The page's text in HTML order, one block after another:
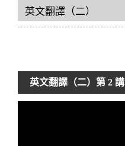
英文翻譯（二）第 2 講